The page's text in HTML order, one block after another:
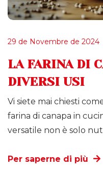
29 de Novembre de 2024
LA FARINA DI
DIVERSI USI
Vi siete mai chiesti
farina di canapa in
versatile non è solo
Per saperne di più